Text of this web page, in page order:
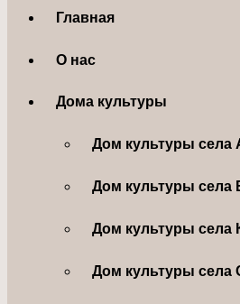
Главная
О нас
Дома культуры
Дом культуры села
Дом культуры села
Дом культуры села
Дом культуры села